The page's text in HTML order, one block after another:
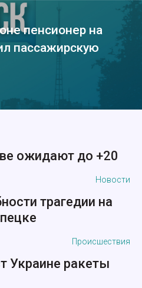
пенсионер на
пассажирскую
ожидают до +20
Новости
трагедии на
Происшествия
Украине ракеты